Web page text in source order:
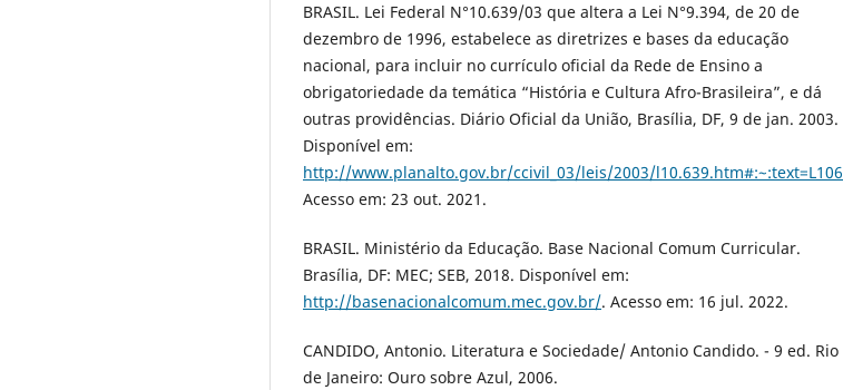
BRASIL. Lei Federal N°10.639/03 que altera a Lei N°9.394, de 20 de
dezembro de 1996, estabelece as diretrizes e bases da educação
nacional, para incluir no currículo oficial da Rede de Ensino a
obrigatoriedade da temática “História e Cultura Afro-Brasileira”, e dá
outras providências. Diário Oficial da União, Brasília, DF, 9 de jan. 2003.
Disponível em:
http://www.planalto.gov.br/ccivil_03/leis/2003/
Acesso em: 23 out. 2021.
BRASIL. Ministério da Educação. Base Nacional Comum Curricular.
Brasília, DF: MEC; SEB, 2018. Disponível em:
http://basenacionalcomum.mec.gov.br/. Acesso em: 16 jul. 2022.
CANDIDO, Antonio. Literatura e Sociedade/ Antonio Candido. - 9 ed. Rio
de Janeiro: Ouro sobre Azul, 2006.